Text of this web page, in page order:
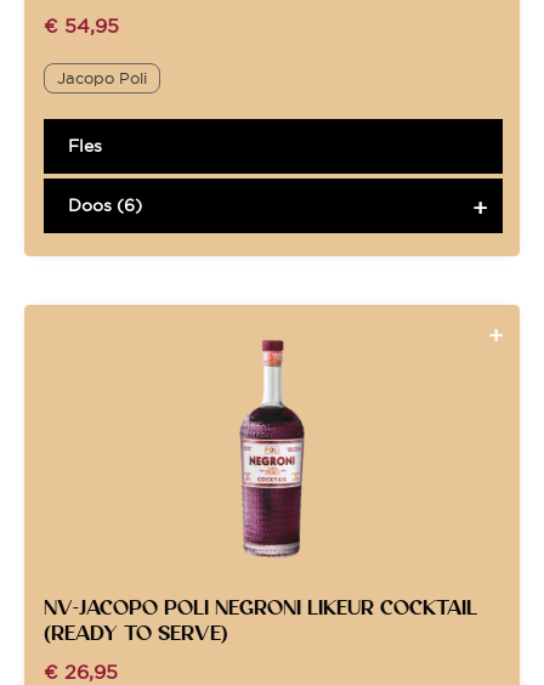
€ 54,95
Jacopo Poli
Fles
Doos (6)
NV-JACOPO POLI NEGRONI LIKEUR COCKTAIL
(READY TO SERVE)
€ 26,95